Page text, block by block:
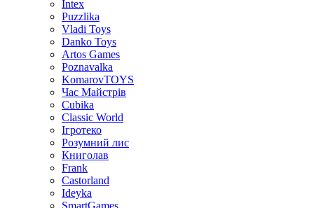
Intex
Puzzlika
Vladi Toys
Danko Toys
Artos Games
Poznavalka
KomarovTOYS
Час Майстрів
Cubika
Classic World
Ігротеко
Розумний лис
Книголав
Frank
Castorland
Ideyka
SmartGames